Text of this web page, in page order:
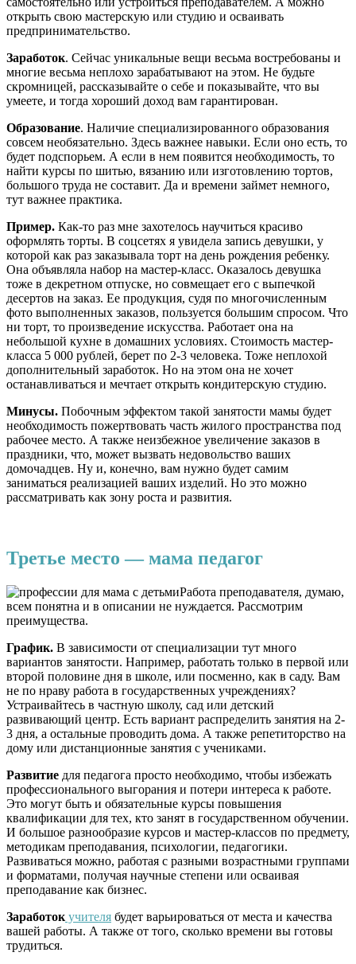
открыть свою мастерскую или студию и осваивать
предпринимательство.
Заработок. Сейчас уникальные вещи весьма востребованы и
многие весьма неплохо зарабатывают на этом. Не будьте
скромницей, рассказывайте о себе и показывайте, что вы
умеете, и тогда хороший доход вам гарантирован.
Образование. Наличие специализированного образования
совсем необязательно. Здесь важнее навыки. Если оно есть, то
будет подспорьем. А если в нем появится необходимость, то
найти курсы по шитью, вязанию или изготовлению тортов,
большого труда не составит. Да и времени займет немного,
тут важнее практика.
Пример. Как-то раз мне захотелось научиться красиво
оформлять торты. В соцсетях я увидела запись девушки, у
которой как раз заказывала торт на день рождения ребенку.
Она объявляла набор на мастер-класс. Оказалось девушка
тоже в декретном отпуске, но совмещает его с выпечкой
десертов на заказ. Ее продукция, судя по многочисленным
фото выполненных заказов, пользуется большим спросом. Что
ни торт, то произведение искусства. Работает она на
небольшой кухне в домашних условиях. Стоимость мастер-
класса 5 000 рублей, берет по 2-3 человека. Тоже неплохой
дополнительный заработок. Но на этом она не хочет
останавливаться и мечтает открыть кондитерскую студию.
Минусы. Побочным эффектом такой занятости мамы будет
необходимость пожертвовать часть жилого пространства под
рабочее место. А также неизбежное увеличение заказов в
праздники, что, может вызвать недовольство ваших
домочадцев. Ну и, конечно, вам нужно будет самим
заниматься реализацией ваших изделий. Но это можно
рассматривать как зону роста и развития.
Третье место — мама педагог
Работа преподавателя, думаю,
всем понятна и в описании не нуждается. Рассмотрим
преимущества.
График. В зависимости от специализации тут много
вариантов занятости. Например, работать только в первой или
второй половине дня в школе, или посменно, как в саду. Вам
не по нраву работа в государственных учреждениях?
Устраивайтесь в частную школу, сад или детский
развивающий центр. Есть вариант распределить занятия на 2-
3 дня, а остальные проводить дома. А также репетиторство на
дому или дистанционные занятия с учениками.
Развитие для педагога просто необходимо, чтобы избежать
профессионального выгорания и потери интереса к работе.
Это могут быть и обязательные курсы повышения
квалификации для тех, кто занят в государственном обучении.
И большое разнообразие курсов и мастер-классов по предмету,
методикам преподавания, психологии, педагогики.
Развиваться можно, работая с разными возрастными группами
и форматами, получая научные степени или осваивая
преподавание как бизнес.
Заработок учителя будет варьироваться от места и качества
вашей работы. А также от того, сколько времени вы готовы
трудиться.